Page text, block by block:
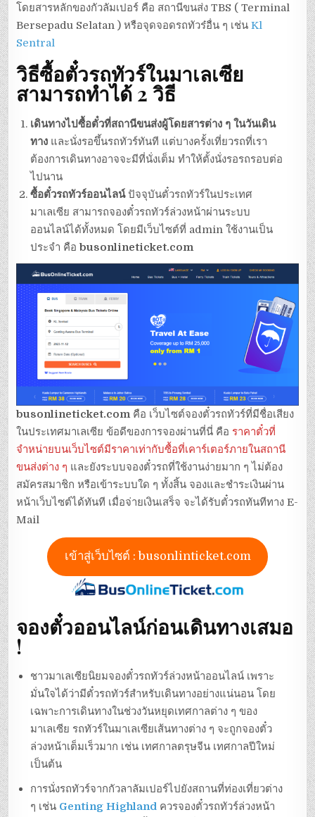
โดยสารหลักของกัวลัมเปอร์ คือ สถานีขนส่ง TBS ( Terminal
Bersepadu Selatan ) หรือจุดจอดรถทัวร๋อื่น ๆ เช่นKl
Sentral
วิธีซื้อตั๋วรถทัวร์ในมาเลเซีย
สามารถทำได้ 2 วิธี
เดินทางไปซื้อตั๋วที่สถานีขนส่งผู้โดยสารต่าง ๆ ในวันเดิน
ทาง และนั่งรอขึ้นรถทัวร์ทันที แต่บางครั้งเที่ยวรถที่เรา
ต้องการเดินทางอาจจะมีที่นั่งเต็ม ทำให้ตั้งนั่งรอรถรอบต่อ
ไปนาน
ซื้อตั๋วรถทัวร์ออนไลน์ปัจจุบันตั๋วรถทัวร์ในประเทศ
มาเลเซีย สามารถจองตั๋วรถทัวร์ล่วงหน้าผ่านระบบ
ออนไลน์ได้ทั้งหมด โดยมีเว็บไซต์ที่ admin ใช้งานเป็น
ประจำ คือbusonlineticket.com
busonlineticket.com คือ เว็บไซต์จองตั๋วรถทัวร์ที่มีชื่อเสียง
ในประเทศมาเลเซีย ข้อดีของการจองผ่านที่นี่ คือ ราคาตั๋วที่
จำหน่ายบนเว็บไซต์มีราคาเท่ากับซื้อที่เคาร์เตอร์ภายในสถานี
ขนส่งต่าง ๆ และยังระบบจองตั๋วรถที่ใช้งานง่ายมาก ๆ ไม่ต้อง
สมัครสมาชิก หรือเข้าระบบใด ๆ ทั้งสิ้น จองและชำระเงินผ่าน
หน้าเว็บไซต์ได้ทันที เมื่อจ่ายเงินเสร็จ จะได้รับตั๋วรถทันทีทาง E-
Mail
เข้าสู่เว็บไซต์ : busonlinticket.com
จองตั๋วออนไลน์ก่อนเดินทางเสมอ
!
ชาวมาเลเซียนิยมจองตั๋วรถทัวร์ล่วงหน้าออนไลน์ เพราะ
มั่นใจได้ว่ามีตั๋วรถทัวร์สำหรับเดินทางอย่างแน่นอน โดย
เฉพาะการเดินทางในช่วงวันหยุดเทศกาลต่าง ๆ ของ
มาเลเซีย รถทัวร์ในมาเลเซียเส้นทางต่าง ๆ จะถูกจองตั๋ว
ล่วงหน้าเต็มเร็วมาก เช่น เทศกาลตรุษจีน เทศกาลปีใหม่
เป็นต้น
การนั่งรถทัวร์จากกัวลาลัมเปอร์ไปยังสถานที่ท่องเที่ยวต่าง
ๆ เช่น Genting Highland ควรจองตั๋วรถทัวร์ล่วงหน้า